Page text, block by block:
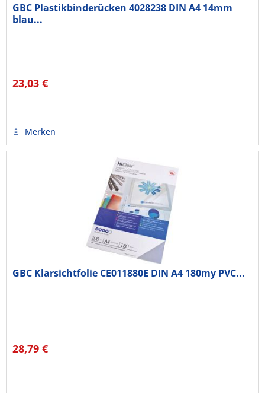
GBC Plastikbinderücken 4028238 DIN A4 14mm
blau...
23,03 €
Merken
GBC Klarsichtfolie CE011880E DIN A4 180my PVC...
28,79 €